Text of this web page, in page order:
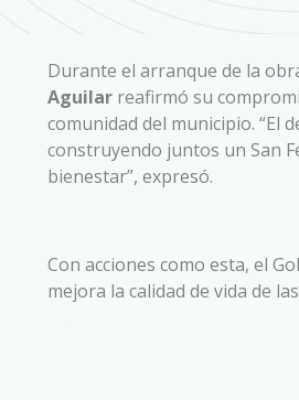
Durante el arranque de la
Aguilar reafirmó su
comunidad del municipio. “El
construyendo juntos un San
bienestar”, expresó.
Con acciones como esta, el
mejora la calidad de vida de